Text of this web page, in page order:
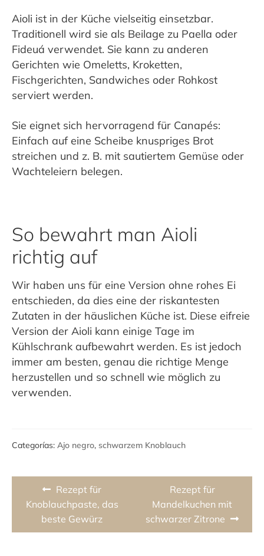
Aioli ist in der Küche vielseitig einsetzbar.
Traditionell wird sie als Beilage zu Paella oder
Fideuá verwendet. Sie kann zu anderen
Gerichten wie Omeletts, Kroketten,
Fischgerichten, Sandwiches oder Rohkost
serviert werden.
Sie eignet sich hervorragend für Canapés:
Einfach auf eine Scheibe knuspriges Brot
streichen und z. B. mit sautiertem Gemüse oder
Wachteleiern belegen.
So bewahrt man Aioli
richtig auf
Wir haben uns für eine Version ohne rohes Ei
entschieden, da dies eine der riskantesten
Zutaten in der häuslichen Küche ist. Diese eifreie
Version der Aioli kann einige Tage im
Kühlschrank aufbewahrt werden. Es ist jedoch
immer am besten, genau die richtige Menge
herzustellen und so schnell wie möglich zu
verwenden.
Categorías: Ajo negro, schwarzem Knoblauch
Beitragsnavigation
Previous
post:
Rezept für
Knoblauchpaste, das
beste Gewürz
Next
post:
Rezept für
Mandelkuchen mit
schwarzer Zitrone